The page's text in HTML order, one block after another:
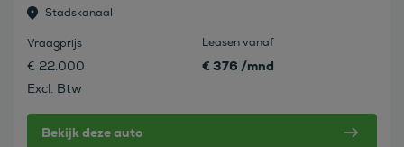
Stadskanaal
Vraagprijs
€ 22.000
Excl. Btw
Leasen vanaf
€ 376 /mnd
Bekijk deze auto